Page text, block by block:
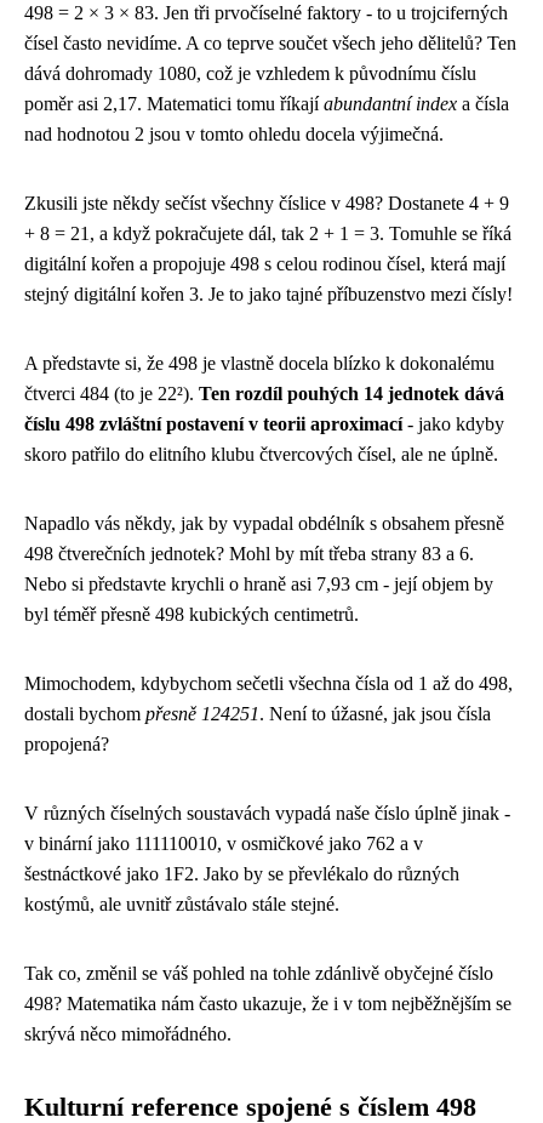
498 = 2 × 3 × 83. Jen tři prvočíselné faktory - to u trojciferných
čísel často nevidíme. A co teprve součet všech jeho dělitelů? Ten
dává dohromady 1080, což je vzhledem k původnímu číslu
poměr asi 2,17. Matematici tomu říkajíabundantní index a čísla
nad hodnotou 2 jsou v tomto ohledu docela výjimečná.
Zkusili jste někdy sečíst všechny číslice v 498? Dostanete 4 + 9
+ 8 = 21, a když pokračujete dál, tak 2 + 1 = 3. Tomuhle se říká
digitální kořen a propojuje 498 s celou rodinou čísel, která mají
stejný digitální kořen 3. Je to jako tajné příbuzenstvo mezi čísly!
A představte si, že 498 je vlastně docela blízko k dokonalému
čtverci 484 (to je 22²). Ten rozdíl pouhých 14 jednotek dává
číslu 498 zvláštní postavení v teorii aproximací- jako kdyby
skoro patřilo do elitního klubu čtvercových čísel, ale ne úplně.
Napadlo vás někdy, jak by vypadal obdélník s obsahem přesně
498 čtverečních jednotek? Mohl by mít třeba strany 83 a 6.
Nebo si představte krychli o hraně asi 7,93 cm - její objem by
byl téměř přesně 498 kubických centimetrů.
Mimochodem, kdybychom sečetli všechna čísla od 1 až do 498,
dostali bychom přesně 124251. Není to úžasné, jak jsou čísla
propojená?
V různých číselných soustavách vypadá naše číslo úplně jinak -
v binární jako 111110010, v osmičkové jako 762 a v
šestnáctkové jako 1F2. Jako by se převlékalo do různých
kostýmů, ale uvnitř zůstávalo stále stejné.
Tak co, změnil se váš pohled na tohle zdánlivě obyčejné číslo
498? Matematika nám často ukazuje, že i v tom nejběžnějším se
skrývá něco mimořádného.
Kulturní reference spojené s číslem 498